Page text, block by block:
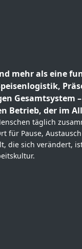
mehr als eine
Gesamtsystem
Betrieb, der im
täglich
für Pause,
die sich verändert,